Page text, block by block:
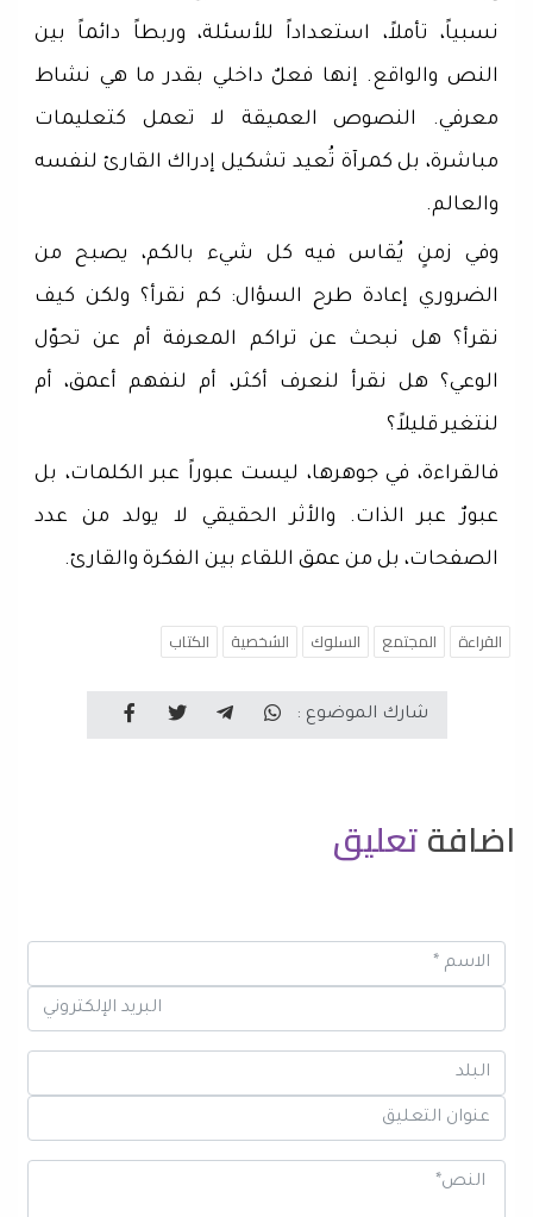
نسبياً، تأملاً، استعداداً للأسئلة، وربطاً دائماً بين
النص والواقع. إنها فعلٌ داخلي بقدر ما هي نشاط
معرفي. النصوص العميقة لا تعمل كتعليمات
مباشرة، بل كمرآة تُعيد تشكيل إدراك القارئ لنفسه
والعالم.
وفي زمنٍ يُقاس فيه كل شيء بالكم، يصبح من
الضروري إعادة طرح السؤال: كم نقرأ؟ ولكن كيف
نقرأ؟ هل نبحث عن تراكم المعرفة أم عن تحوّل
الوعي؟ هل نقرأ لنعرف أكثر، أم لنفهم أعمق، أم
لنتغير قليلاً؟
فالقراءة، في جوهرها، ليست عبوراً عبر الكلمات، بل
عبورٌ عبر الذات. والأثر الحقيقي لا يولد من عدد
الصفحات، بل من عمق اللقاء بين الفكرة والقارئ.
القراءة المجتمع السلوك الشخصية الكتاب
شارك الموضوع :
اضافةتعليق